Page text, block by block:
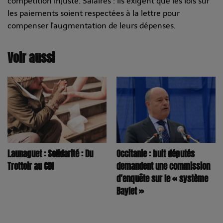
les paiements soient respectées à la lettre pour
compenser l'augmentation de leurs dépenses.
Voir aussi
Launaguet : Solidarité : Du
Trottoir au CDI
Occitanie : huit députés
demandent une commission
d’enquête sur le « système
Baylet »